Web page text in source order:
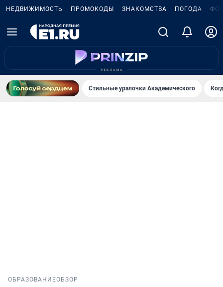
НЕДВИЖИМОСТЬ ПРОМОКОДЫ ЗНАКОМСТВА ПОГОДА
Стильные уралочки Академического
ОБРАЗОВАНИЕОБЗОР